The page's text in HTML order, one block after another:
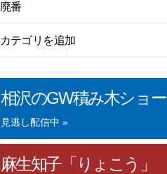
廃番
カテゴリを追加
相沢のGW積み木ショー
見逃し配信中 »
麻生知子「りょこう」